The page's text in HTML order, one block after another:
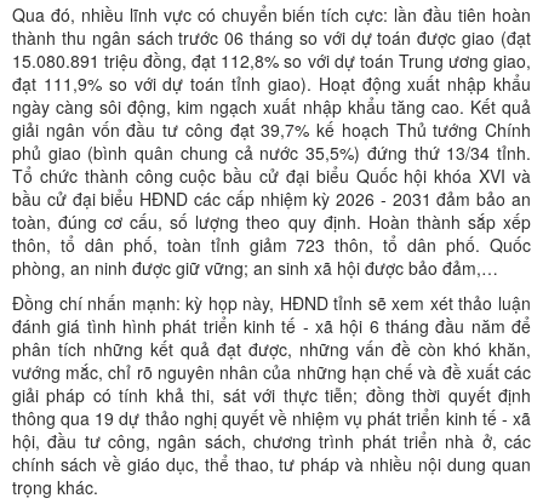
Qua đó, nhiều lĩnh vực có chuyển biến tích cực: lần đầu tiên hoàn
thành thu ngân sách trước 06 tháng so với dự toán được giao (đạt
15.080.891 triệu đồng, đạt 112,8% so với dự toán Trung ương giao,
đạt 111,9% so với dự toán tỉnh giao). Hoạt động xuất nhập khẩu
ngày càng sôi động, kim ngạch xuất nhập khẩu tăng cao. Kết quả
giải ngân vốn đầu tư công đạt 39,7% kế hoạch Thủ tướng Chính
phủ giao (bình quân chung cả nước 35,5%) đứng thứ 13/34 tỉnh.
Tổ chức thành công cuộc bầu cử đại biểu Quốc hội khóa XVI và
bầu cử đại biểu HĐND các cấp nhiệm kỳ 2026 - 2031 đảm bảo an
toàn, đúng cơ cấu, số lượng theo quy định. Hoàn thành sắp xếp
thôn, tổ dân phố, toàn tỉnh giảm 723 thôn, tổ dân phố. Quốc
phòng, an ninh được giữ vững; an sinh xã hội được bảo đảm,…
Đồng chí nhấn mạnh: kỳ họp này, HĐND tỉnh sẽ xem xét thảo luận
đánh giá tình hình phát triển kinh tế - xã hội 6 tháng đầu năm để
phân tích những kết quả đạt được, những vấn đề còn khó khăn,
vướng mắc, chỉ rõ nguyên nhân của những hạn chế và đề xuất các
giải pháp có tính khả thi, sát với thực tiễn; đồng thời quyết định
thông qua 19 dự thảo nghị quyết về nhiệm vụ phát triển kinh tế - xã
hội, đầu tư công, ngân sách, chương trình phát triển nhà ở, các
chính sách về giáo dục, thể thao, tư pháp và nhiều nội dung quan
trọng khác.